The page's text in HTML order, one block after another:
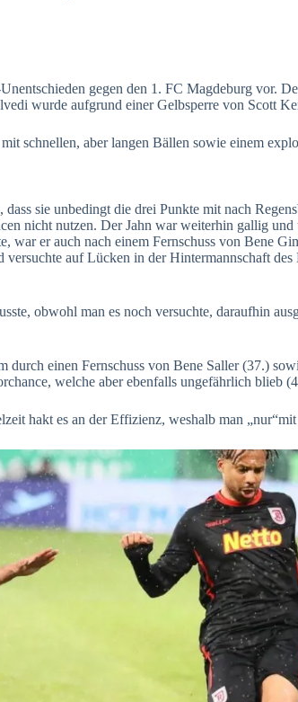
gegen den 1. FC Magdeburg vor.
wurde aufgrund einer Gelbsperre von Scott
schnellen, aber langen Bällen sowie einem
sie unbedingt die drei Punkte mit nach
nicht nutzen. Der Jahn war weiterhin gallig
er auch nach einem Fernschuss von Bene
auf Lücken in der Hintermannschaft
obwohl man es noch versuchte, daraufhin
durch einen Fernschuss von Bene Saller (37.)
welche aber ebenfalls ungefährlich blieb
hakt es an der Effizienz, weshalb man